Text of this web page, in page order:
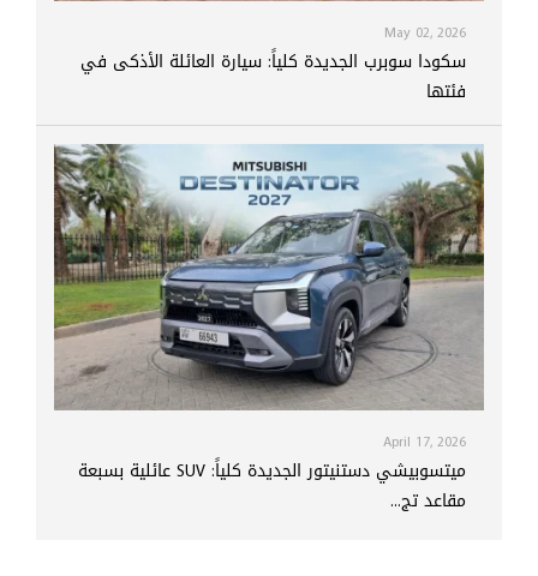
May 02, 2026
سكودا سوبرب الجديدة كلياً: سيارة العائلة الأذكى في
فئتها
April 17, 2026
ميتسوبيشي دستنيتور الجديدة كلياً: SUV عائلية بسبعة
مقاعد تج...